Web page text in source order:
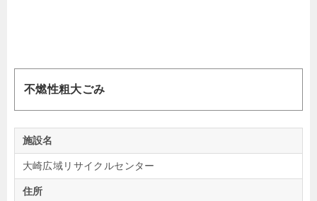
不燃性粗大ごみ
施設名
大崎広域リサイクルセンター
住所